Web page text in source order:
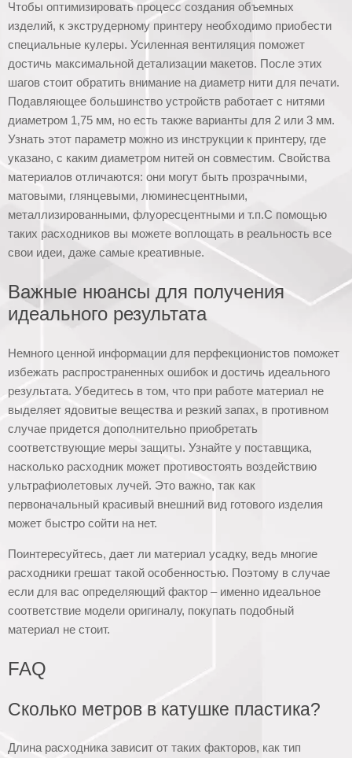
Чтобы оптимизировать процесс создания объемных
изделий, к экструдерному принтеру необходимо приобести
специальные кулеры. Усиленная вентиляция поможет
достичь максимальной детализации макетов. После этих
шагов стоит обратить внимание на диаметр нити для печати.
Подавляющее большинство устройств работает с нитями
диаметром 1,75 мм, но есть также варианты для 2 или 3 мм.
Узнать этот параметр можно из инструкции к принтеру, где
указано, с каким диаметром нитей он совместим. Свойства
материалов отличаются: они могут быть прозрачными,
матовыми, глянцевыми, люминесцентными,
металлизированными, флуоресцентными и т.п.С помощью
таких расходников вы можете воплощать в реальность все
свои идеи, даже самые креативные.
Важные нюансы для получения
идеального результата
Немного ценной информации для перфекционистов поможет
избежать распространенных ошибок и достичь идеального
результата. Убедитесь в том, что при работе материал не
выделяет ядовитые вещества и резкий запах, в противном
случае придется дополнительно приобретать
соответствующие меры защиты. Узнайте у поставщика,
насколько расходник может противостоять воздействию
ультрафиолетовых лучей. Это важно, так как
первоначальный красивый внешний вид готового изделия
может быстро сойти на нет.
Поинтересуйтесь, дает ли материал усадку, ведь многие
расходники грешат такой особенностью. Поэтому в случае
если для вас определяющий фактор – именно идеальное
соответствие модели оригиналу, покупать подобный
материал не стоит.
FAQ
Сколько метров в катушке пластика?
Длина расходника зависит от таких факторов, как тип